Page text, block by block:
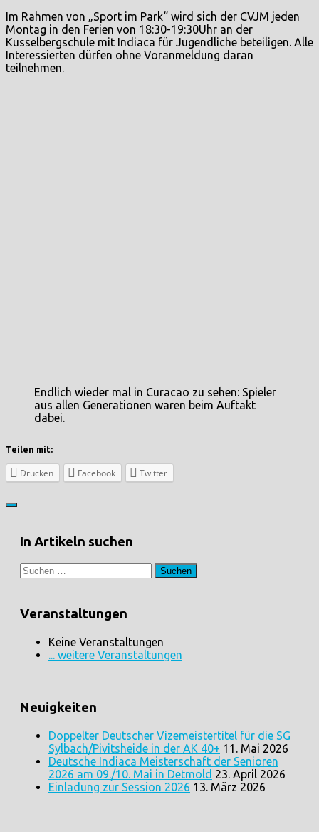
Im Rahmen von „Sport im Park“ wird sich der CVJM jeden
Montag in den Ferien von 18:30-19:30Uhr an der
Kusselbergschule mit Indiaca für Jugendliche beteiligen. Alle
Interessierten dürfen ohne Voranmeldung daran
teilnehmen.
Endlich wieder mal in Curacao zu sehen: Spieler
aus allen Generationen waren beim Auftakt
dabei.
Teilen mit:
Drucken Facebook Twitter
In Artikeln suchen
Suchen
nach:
Veranstaltungen
Keine Veranstaltungen
... weitere Veranstaltungen
Neuigkeiten
Doppelter Deutscher Vizemeistertitel für die SG
Sylbach/Pivitsheide in der AK 40+ 11. Mai 2026
Deutsche Indiaca Meisterschaft der Senioren
2026 am 09./10. Mai in Detmold 23. April 2026
Einladung zur Session 2026 13. März 2026